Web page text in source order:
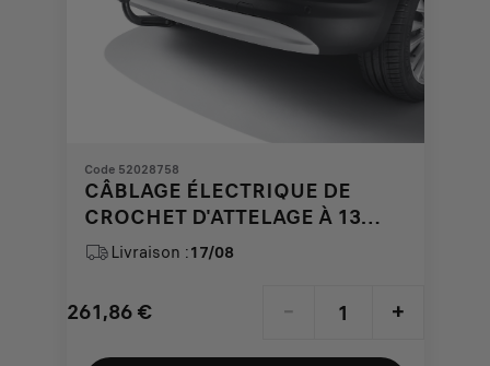
Code 52028758
CÂBLAGE ÉLECTRIQUE DE
CROCHET D'ATTELAGE À 13
PÔLES POUR FIAT 500X
Livraison :17/08
261,86 €
Price
- +
Quantity